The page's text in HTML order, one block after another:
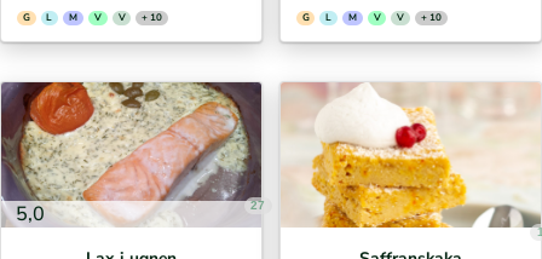
G L M V V + 10 G L M V V + 10
5,0 27